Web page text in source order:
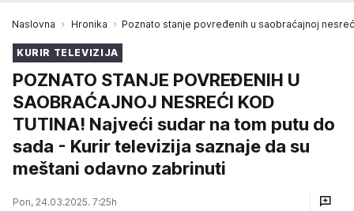
Naslovna Hronika Poznato stanje povređenih u saobraćajnoj
KURIR TELEVIZIJA
POZNATO STANJE POVREĐENIH U
SAOBRAĆAJNOJ NESREĆI KOD
TUTINA! Najveći sudar na tom putu do
sada - Kurir televizija saznaje da su
meštani odavno zabrinuti
Pon, 24.03.2025. 7:25h